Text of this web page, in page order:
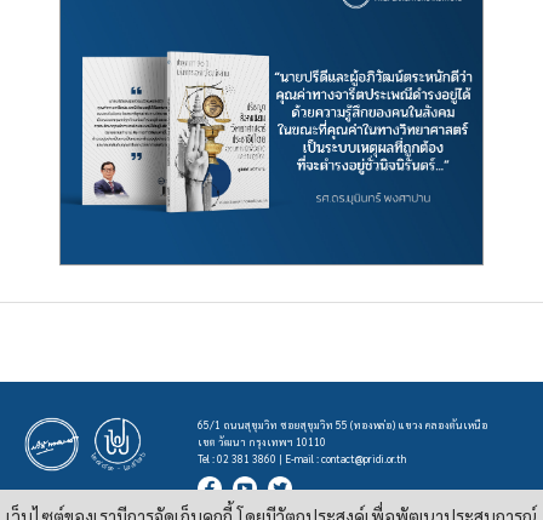
65/1 ถนนสุขุมวิท ซอยสุขุมวิท 55 (ทองหล่อ) แขวง คลองตันเหนือ
เขต วัฒนา กรุงเทพฯ 10110
Tel : 02 381 3860 | E-mail :contact@pridi.or.th